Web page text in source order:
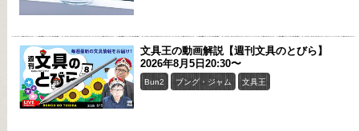
文具王の動画解説【週刊文具のとびら】
2026年8月5日20:30〜
Bun2 ブング・ジャム 文具王